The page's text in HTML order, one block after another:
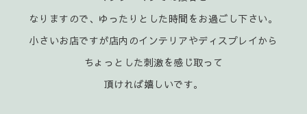
なりますので、ゆったりとした時間をお過ごし下さい。
小さいお店ですが店内のインテリアやディスプレイから
ちょっとした刺激を感じ取って
頂ければ嬉 しいです。